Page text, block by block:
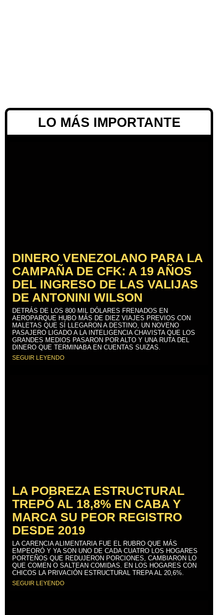
LO MÁS IMPORTANTE
DINERO VENEZOLANO PARA LA
CAMPAÑA DE CFK: A 19 AÑOS
DEL INGRESO DE LAS VALIJAS
DE ANTONINI WILSON
DETRÁS DE LOS 800 MIL DÓLARES FRENADOS EN
AEROPARQUE HUBO MÁS DE DIEZ VIAJES PREVIOS CON
MALETAS QUE SÍ LLEGARON A DESTINO, UN NOVENO
PASAJERO LIGADO A LA INTELIGENCIA CHAVISTA QUE LOS
GRANDES MEDIOS PASARON POR ALTO Y UNA RUTA DEL
DINERO QUE TERMINABA EN CUENTAS SUIZAS.
SEGUIR LEYENDO
LA POBREZA ESTRUCTURAL
TREPÓ AL 18,8% EN CABA Y
MARCA SU PEOR REGISTRO
DESDE 2019
LA CARENCIA ALIMENTARIA FUE EL RUBRO QUE MÁS
EMPEORÓ Y YA SON UNO DE CADA CUATRO LOS HOGARES
PORTEÑOS QUE REDUJERON PORCIONES, CAMBIARON LO
QUE COMEN O SALTEAN COMIDAS. EN LOS HOGARES CON
CHICOS LA PRIVACIÓN ESTRUCTURAL TREPA AL 20,6%.
SEGUIR LEYENDO